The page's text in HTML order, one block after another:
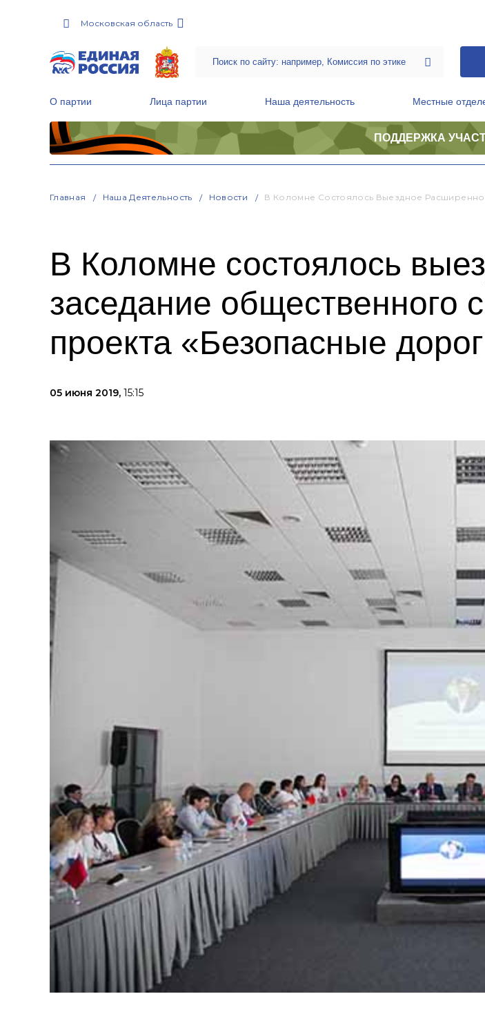
Московская область
О партии Лица партии Наша деятельность Местные
ПОДДЕРЖКА
Главная Наша Деятельность Новости В Коломне Состоялось Выездное
В Коломне состоялось
заседание общественного
проекта «Безопасные
05 июня 2019, 15:15